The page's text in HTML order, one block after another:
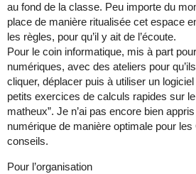
au fond de la classe. Peu importe du
place de manière ritualisée cet espace
les règles, pour qu’il y ait de l’écoute.
Pour le coin informatique, mis à part
numériques, avec des ateliers pour
cliquer, déplacer puis à utiliser un
petits exercices de calculs rapides sur
matheux”. Je n’ai pas encore bien
numérique de manière optimale pour
conseils.
Pour l’organisation